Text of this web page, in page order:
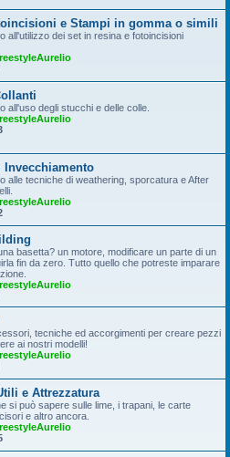
e Stampi in gomma o simili
all'utilizzo dei set in resina e fotoincisioni
all'uso degli stucchi e delle colle.
Invecchiamento
alle tecniche di weathering, sporcatura e After
basetta? un motore, modificare un parte di un
fin da zero. Tutto quello che potreste imparare
tecniche ed accorgimenti per creare pezzi
ai nostri modelli!
e Attrezzatura
si può sapere sulle lime, i trapani, le carte
e altro ancora.